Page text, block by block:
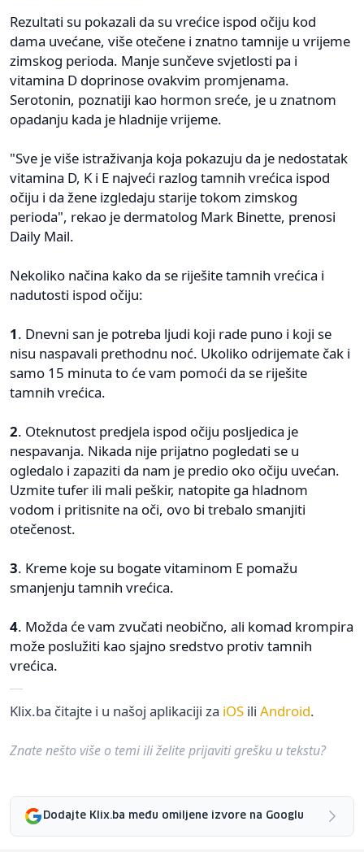
Rezultati su pokazali da su vrećice ispod očiju kod
dama uvećane, više otečene i znatno tamnije u vrijeme
zimskog perioda. Manje sunčeve svjetlosti pa i
vitamina D doprinose ovakvim promjenama.
Serotonin, poznatiji kao hormon sreće, je u znatnom
opadanju kada je hladnije vrijeme.
"Sve je više istraživanja koja pokazuju da je nedostatak
vitamina D, K i E najveći razlog tamnih vrećica ispod
očiju i da žene izgledaju starije tokom zimskog
perioda", rekao je dermatolog Mark Binette, prenosi
Daily Mail.
Nekoliko načina kako da se riješite tamnih vrećica i
nadutosti ispod očiju:
1. Dnevni san je potreba ljudi koji rade puno i koji se
nisu naspavali prethodnu noć. Ukoliko odrijemate čak i
samo 15 minuta to će vam pomoći da se riješite
tamnih vrećica.
2. Oteknutost predjela ispod očiju posljedica je
nespavanja. Nikada nije prijatno pogledati se u
ogledalo i zapaziti da nam je predio oko očiju uvećan.
Uzmite tufer ili mali peškir, natopite ga hladnom
vodom i pritisnite na oči, ovo bi trebalo smanjiti
otečenost.
3. Kreme koje su bogate vitaminom E pomažu
smanjenju tamnih vrećica.
4. Možda će vam zvučati neobično, ali komad krompira
može poslužiti kao sjajno sredstvo protiv tamnih
vrećica.
Klix.ba čitajte i u našoj aplikaciji za iOS ili Android.
Znate nešto više o temi ili želite prijaviti grešku u tekstu?
Dodajte Klix.ba među omiljene izvore na Googlu